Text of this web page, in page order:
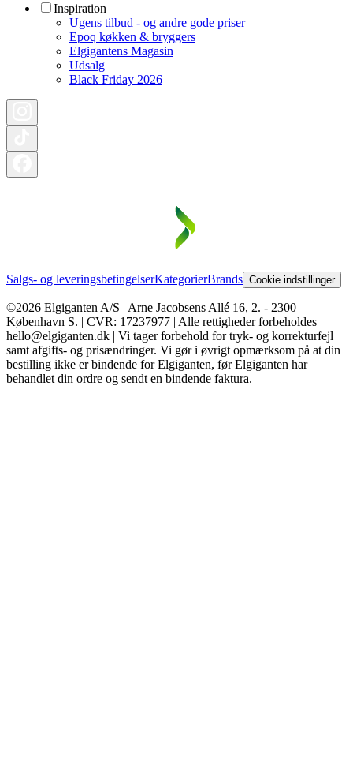
Inspiration
Ugens tilbud - og andre gode priser
Epoq køkken & bryggers
Elgigantens Magasin
Udsalg
Black Friday 2026
Salgs- og leveringsbetingelserKategorierBrands Cookie indstillinger
©2026 Elgiganten A/S | Arne Jacobsens Allé 16, 2. - 2300
København S. | CVR: 17237977 | Alle rettigheder forbeholdes |
hello@elgiganten.dk | Vi tager forbehold for tryk- og korrekturfejl
samt afgifts- og prisændringer. Vi gør i øvrigt opmærksom på at din
bestilling ikke er bindende for Elgiganten, før Elgiganten har
behandlet din ordre og sendt en bindende faktura.